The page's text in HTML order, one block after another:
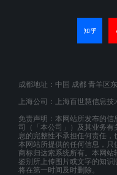
成都地址：中国 成都 青羊区
上海公司：上海百世慧信息技
免责声明：本网站所发布的
司（「本公司」）及其业务
息的完整性不承担任何责任，
本网站所提供的任何信息，
商标归达索系统所有。本网
鉴别所上传图片或文字的知
将在第一时间及时删除。